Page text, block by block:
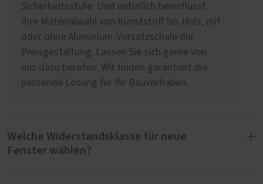
Sicherheitsstufe. Und natürlich beeinflusst
Ihre Materialwahl von Kunststoff bis Holz, mit
oder ohne Aluminium-Vorsatzschale die
Preisgestaltung. Lassen Sie sich gerne von
uns dazu beraten. Wir finden garantiert die
passende Lösung für Ihr Bauvorhaben.
Welche Widerstandsklasse für neue
Fenster wählen?